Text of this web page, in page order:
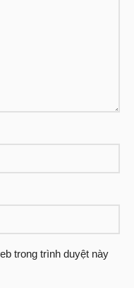
trong trình duyệt này